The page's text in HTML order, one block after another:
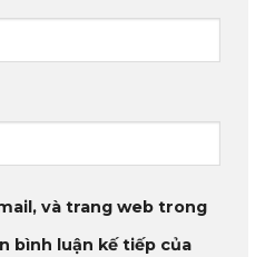
và trang web trong
bình luận kế tiếp của